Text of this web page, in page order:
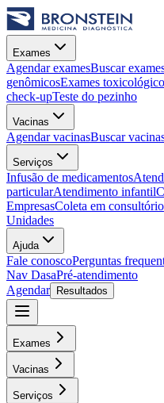
Exames
Agendar examesBuscar
genômicosExames
check-upTeste do pezinho
Vacinas
Agendar vacinasBuscar
Serviços
Infusão de medicamentos
particularAtendimento infantil
EmpresasColeta em consultório
Unidades
Ajuda
Fale conoscoPerguntas
Nav DasaPré-atendimento
Agendar
Resultados
Exames
Vacinas
Serviços